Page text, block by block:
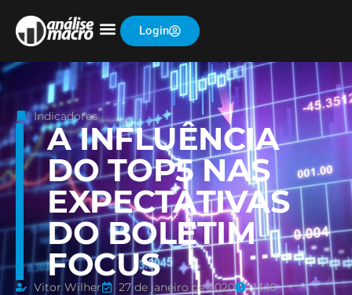
Login
Indicadores
A INFLUÊNCIA
DO TOP5 NAS
EXPECTATIVAS
DO BOLETIM
FOCUS
Vitor Wilher 27 de janeiro de 2020 13:10